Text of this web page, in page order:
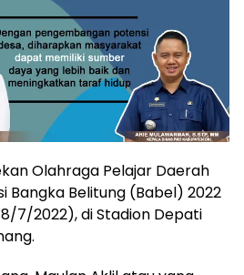
Olahraga Pelajar Daerah
Bangka Belitung (Babel) 2022
7/2022), di Stadion Depati